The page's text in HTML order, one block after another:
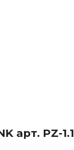
арт. PZ-1.1